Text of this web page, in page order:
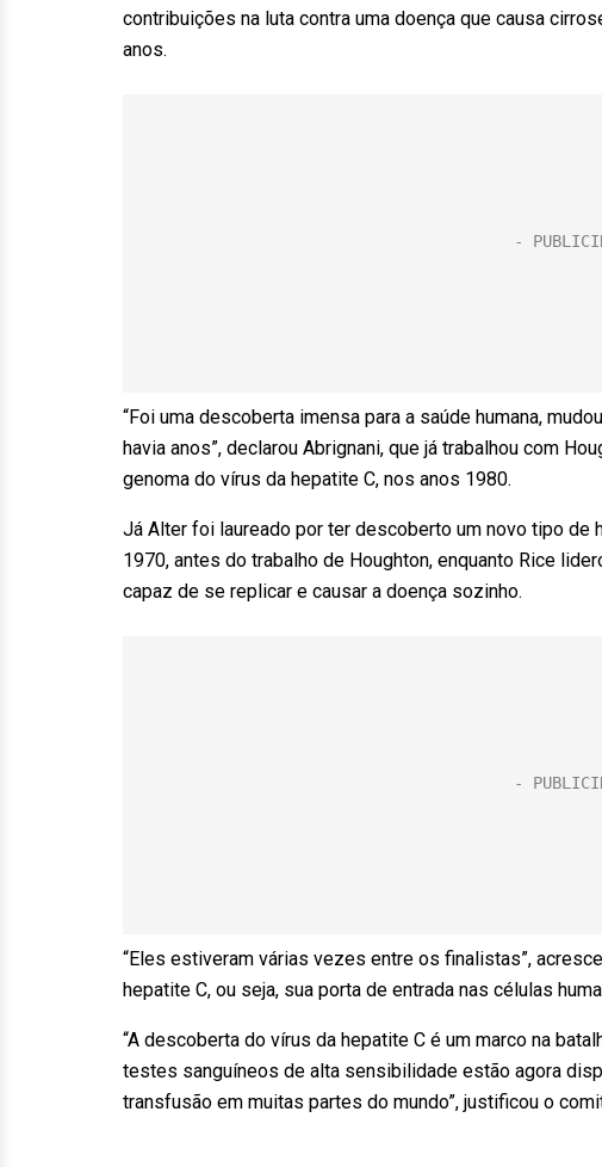
contribuições na luta contra uma doença que causa
anos.
“Foi uma descoberta imensa para a saúde humana,
havia anos”, declarou Abrignani, que já trabalhou com
genoma do vírus da hepatite C, nos anos 1980.
Já Alter foi laureado por ter descoberto um novo tipo de
1970, antes do trabalho de Houghton, enquanto Rice
capaz de se replicar e causar a doença sozinho.
“Eles estiveram várias vezes entre os finalistas”,
hepatite C, ou seja, sua porta de entrada nas células
“A descoberta do vírus da hepatite C é um marco na
testes sanguíneos de alta sensibilidade estão agora
transfusão em muitas partes do mundo”, justificou o